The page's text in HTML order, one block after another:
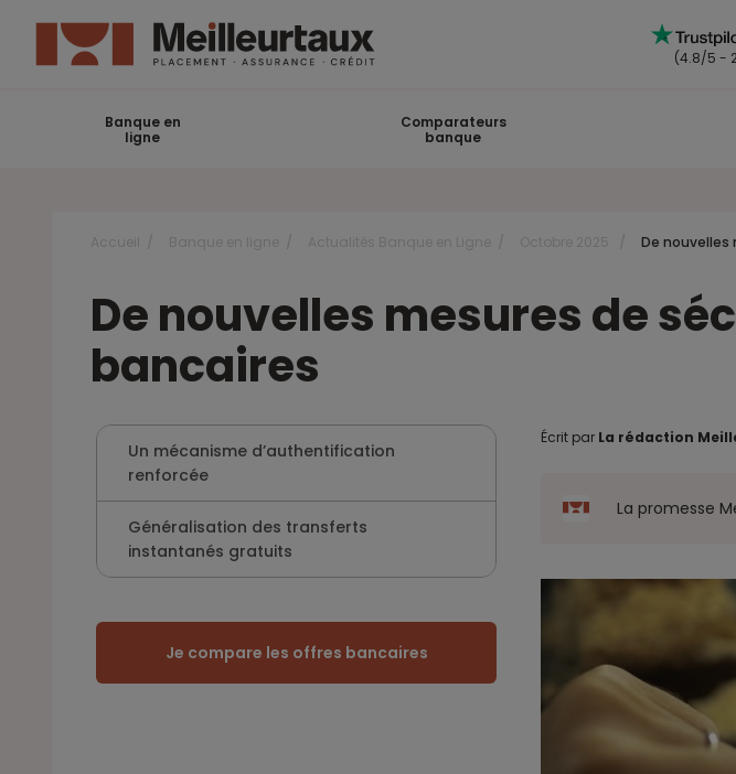
(4.8/5 -
Banque en
ligne
Comparateurs
banque
De nouvelles
De nouvelles mesures de
bancaires
Un mécanisme d’authentification
renforcée
Généralisation des transferts
instantanés gratuits
Je compare les offres bancaires
Écrit par La rédaction
La promesse